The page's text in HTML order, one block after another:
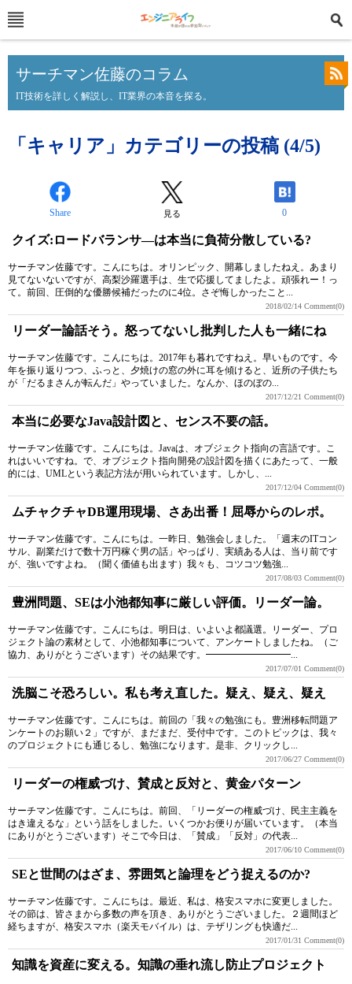
サーチマン佐藤のコラム
IT技術を詳しく解説し、IT業界の本音を探る。
「キャリア」カテゴリーの投稿 (4/5)
Share 見る 0
クイズ:ロードバランサ―は本当に負荷分散している?
サーチマン佐藤です。こんにちは。オリンピック、開幕しましたねえ。あまり
見てないないですが、高梨沙羅選手は、生で応援してましたよ。頑張れー！っ
て。前回、圧倒的な優勝候補だったのに4位。さぞ悔しかったこと...
2018/02/14 Comment(0)
リーダー論話そう。怒ってないし批判した人も一緒にね
サーチマン佐藤です。こんにちは。2017年も暮れですねえ。早いものです。今
年を振り返りつつ、ふっと、夕焼けの窓の外に耳を傾けると、近所の子供たち
が「だるまさんが転んだ」やっていました。なんか、ほのぼの...
2017/12/21 Comment(0)
本当に必要なJava設計図と、センス不要の話。
サーチマン佐藤です。こんにちは。Javaは、オブジェクト指向の言語です。こ
れはいいですね。で、オブジェクト指向開発の設計図を描くにあたって、一般
的には、UMLという表記方法が用いられています。しかし、...
2017/12/04 Comment(0)
ムチャクチャDB運用現場、さあ出番！屈辱からのレポ。
サーチマン佐藤です。こんにちは。一昨日、勉強会しました。「週末のITコン
サル、副業だけで数十万円稼ぐ男の話」やっぱり、実績ある人は、当り前です
が、強いですよね。（聞く価値も出ます）我々も、コツコツ勉強...
2017/08/03 Comment(0)
豊洲問題、SEは小池都知事に厳しい評価。リーダー論。
サーチマン佐藤です。こんにちは。明日は、いよいよ都議選。リーダー、プロ
ジェクト論の素材として、小池都知事について、アンケートしましたね。（ご
協力、ありがとうございます）その結果です。━━━━━━━━━...
2017/07/01 Comment(0)
洗脳こそ恐ろしい。私も考え直した。疑え、疑え、疑え
サーチマン佐藤です。こんにちは。前回の「我々の勉強にも。豊洲移転問題ア
ンケートのお願い２」ですが、まだまだ、受付中です。このトピックは、我々
のプロジェクトにも通じるし、勉強になります。是非、クリックし...
2017/06/27 Comment(0)
リーダーの権威づけ、賛成と反対と、黄金パターン
サーチマン佐藤です。こんにちは。前回、「リーダーの権威づけ、民主主義を
はき違えるな」という話をしました。いくつかお便りが届いています。（本当
にありがとうございます）そこで今日は、「賛成」「反対」の代表...
2017/06/10 Comment(0)
SEと世間のはざま、雰囲気と論理をどう捉えるのか?
サーチマン佐藤です。こんにちは。最近、私は、格安スマホに変更しました。
その節は、皆さまから多数の声を頂き、ありがとうございました。２週間ほど
経ちますが、格安スマホ（楽天モバイル）は、テザリングも快適だ...
2017/01/31 Comment(0)
知識を資産に変える。知識の垂れ流し防止プロジェクト